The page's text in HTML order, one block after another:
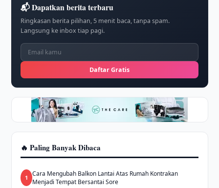
📬 Dapatkan berita terbaru
Ringkasan berita pilihan, 5 menit baca, tanpa spam.
Langsung ke inbox tiap pagi.
Daftar Gratis
🔥 Paling Banyak Dibaca
1
Cara Mengubah Balkon Lantai Atas Rumah Kontrakan
Menjadi Tempat Bersantai Sore